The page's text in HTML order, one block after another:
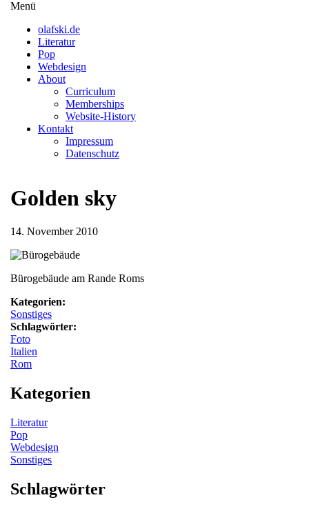
Direkt
Menü
olafski.de
Literatur
Pop
Webdesign
About
Curriculum
Memberships
Website-History
Kontakt
Impressum
Datenschutz
Golden sky
14. November 2010
Bürogebäude am Rande Roms
Kategorien:
Sonstiges
Schlagwörter:
Foto
Italien
Rom
Kategorien
Literatur
Pop
Webdesign
Sonstiges
Schlagwörter